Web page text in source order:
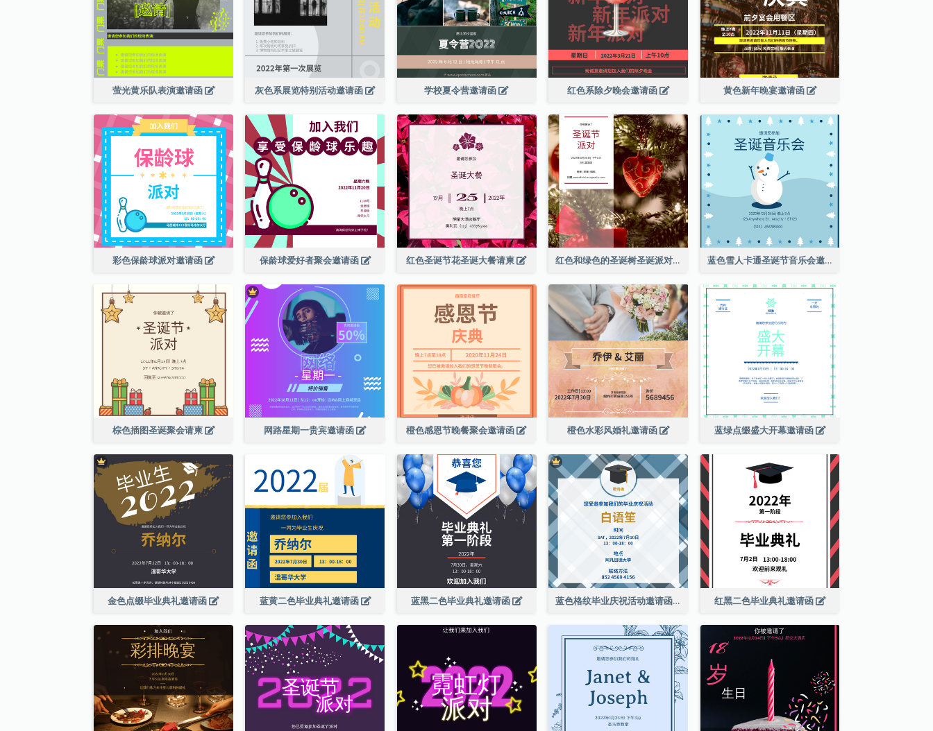
萤光黄乐队表演邀请函 灰色系展览特别活动邀请函 学校夏令营邀请函 红色系除夕晚会邀请函 黄色新年晚宴邀请函
彩色保龄球派对邀请函 保龄球爱好者聚会邀请函 红色圣诞节花圣诞大餐请柬 红色和绿色的圣诞树圣诞派对邀请函 蓝色雪人卡通圣诞节音乐会邀请
棕色插图圣诞聚会请柬 网路星期一贵宾邀请函 橙色感恩节晚餐聚会邀请函 橙色水彩风婚礼邀请函 蓝绿点缀盛大开幕邀请函
金色点缀毕业典礼邀请函 蓝黄二色毕业典礼邀请函 蓝黑二色毕业典礼邀请函 蓝色格纹毕业庆祝活动邀请函 红黑二色毕业典礼邀请函